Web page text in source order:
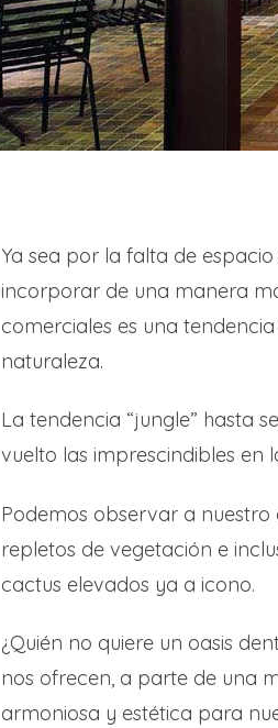
Ya sea por la falta de
incorporar de una manera
comerciales es una
naturaleza.
La tendencia “jungle” hasta
vuelto las imprescindibles en
Podemos observar a
repletos de vegetación e
cactus elevados ya a icono.
¿Quién no quiere un oasis
nos ofrecen, a parte de una
armoniosa y estética para